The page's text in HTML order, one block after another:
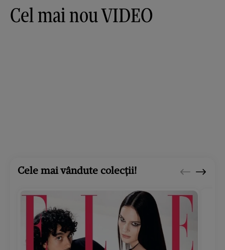
Cel mai nou VIDEO
Cele mai vândute colecții!